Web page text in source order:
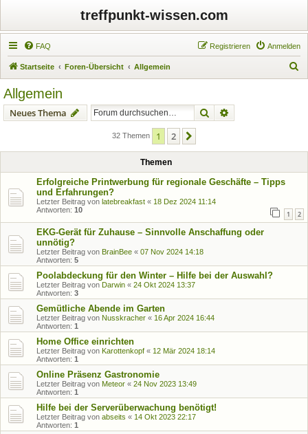
treffpunkt-wissen.com
FAQ Anmelden
Registrieren
Startseite Foren-Übersicht Allgemein
Allgemein
Neues Thema Suche
32 Themen 1 2
Themen
Erfolgreiche Printwerbung für regionale Geschäfte – Tipps
und Erfahrungen?
Letzter Beitrag von latebreakfast « 18 Dez 2024 11:14
Antworten: 10 1 2
EKG-Gerät für Zuhause – Sinnvolle Anschaffung oder
unnötig?
Letzter Beitrag von BrainBee « 07 Nov 2024 14:18
Antworten: 5
Poolabdeckung für den Winter – Hilfe bei der Auswahl?
Letzter Beitrag von Darwin « 24 Okt 2024 13:37
Antworten: 3
Gemütliche Abende im Garten
Letzter Beitrag von Nusskracher « 16 Apr 2024 16:44
Antworten: 1
Home Office einrichten
Letzter Beitrag von Karottenkopf « 12 Mär 2024 18:14
Antworten: 1
Online Präsenz Gastronomie
Letzter Beitrag von Meteor « 24 Nov 2023 13:49
Antworten: 1
Hilfe bei der Serverüberwachung benötigt!
Letzter Beitrag von abseits « 14 Okt 2023 22:17
Antworten: 1